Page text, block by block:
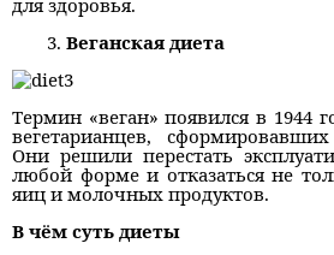
для здоровья.
Веганская диета
Термин «веган» появился в 1944
вегетарианцев,
Они решили перестать
любой форме и отказаться не
яиц и молочных продуктов.
В чём суть диеты